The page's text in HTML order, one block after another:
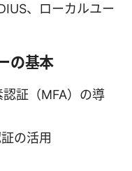
、ローカルユー
の基本
証（MFA）の導
の活用